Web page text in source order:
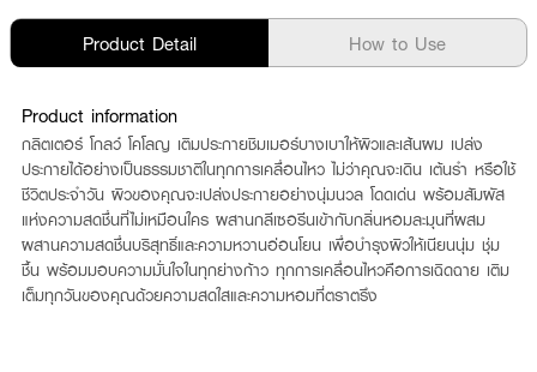
Product Detail How to Use
Product information
กลิตเตอร์ โกลว์ โคโลญ เติมประกายชิมเมอร์บางเบาให้ผิวและเส้นผม เปล่ง
ประกายได้อย่างเป็นธรรมชาติในทุกการเคลื่อนไหว ไม่ว่าคุณจะเดิน เต้นรำ หรือใช้
ชีวิตประจำวัน ผิวของคุณจะเปล่งประกายอย่างนุ่มนวล โดดเด่น พร้อมสัมผัส
แห่งความสดชื่นที่ไม่เหมือนใคร ผสานกลีเซอรีนเข้ากับกลิ่นหอมละมุนที่ผสม
ผสานความสดชื่นบริสุทธิ์และความหวานอ่อนโยน เพื่อบำรุงผิวให้เนียนนุ่ม ชุ่ม
ชื้น พร้อมมอบความมั่นใจในทุกย่างก้าว ทุกการเคลื่อนไหวคือการเฉิดฉาย เติม
เต็มทุกวันของคุณด้วยความสดใสและความหอมที่ตราตรึง